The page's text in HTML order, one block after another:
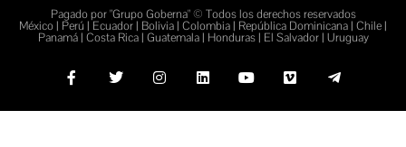
Pagado por "Grupo Goberna" © Todos los derechos reservados
México | Perú | Ecuador | Bolivia | Colombia | República Dominicana | Chile |
Panamá | Costa Rica | Guatemala | Honduras | El Salvador | Uruguay